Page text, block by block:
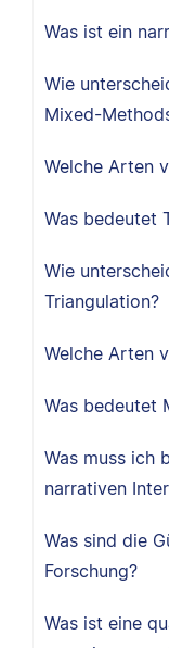
Was ist ein
Wie
Mixed-
Welche Arten
Was bedeutet
Wie
Triangulation?
Welche Arten
Was bedeutet
Was muss ich
narrativen
Was sind die
Forschung?
Was ist eine